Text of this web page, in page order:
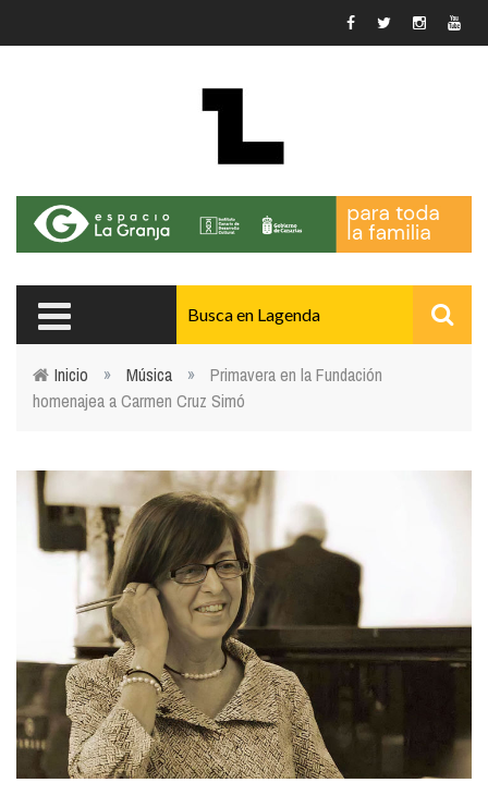
Usted está aquí
Inicio » Música »
Primavera en la Fundación
homenajea a Carmen Cruz Simó